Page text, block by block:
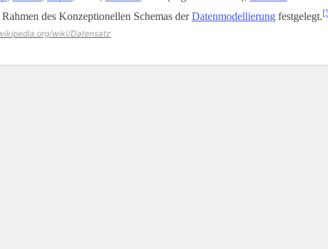
des Konzeptionellen Schemas derDatenmodellierung festgelegt.
wiki/Datensatz